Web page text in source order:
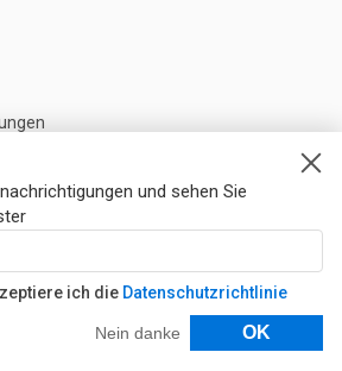
und sehen Sie
ich die Datenschutzrichtlinie
Nein danke OK
Filter